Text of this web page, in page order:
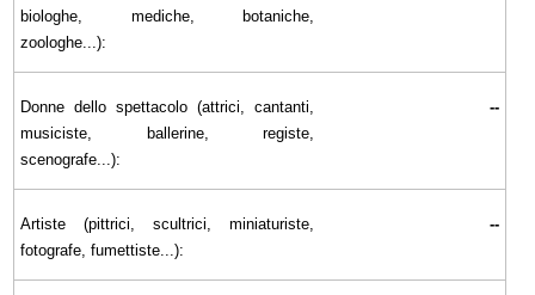
biologhe, mediche, botaniche,
zoologhe...):
Donne dello spettacolo (attrici, cantanti,
musiciste, ballerine, registe,
scenografe...):
--
Artiste (pittrici, scultrici, miniaturiste,
fotografe, fumettiste...):
--